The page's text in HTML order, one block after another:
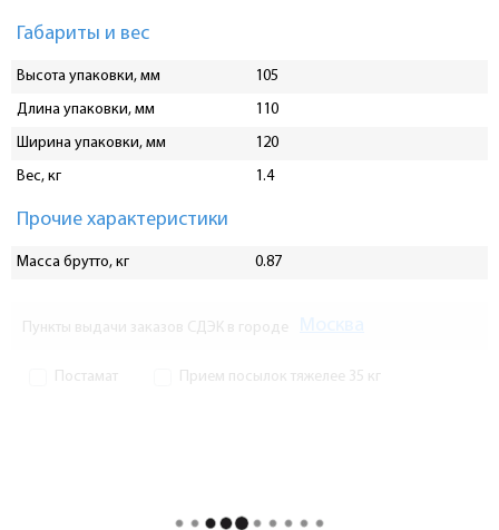
Габариты и вес
Высота упаковки, мм
105
Длина упаковки, мм
110
Ширина упаковки, мм
120
Вес, кг
1.4
Прочие характеристики
Масса брутто, кг 0.87
Пункты выдачи заказов СДЭК в городе
Постамат Прием посылок тяжелее 35 кг